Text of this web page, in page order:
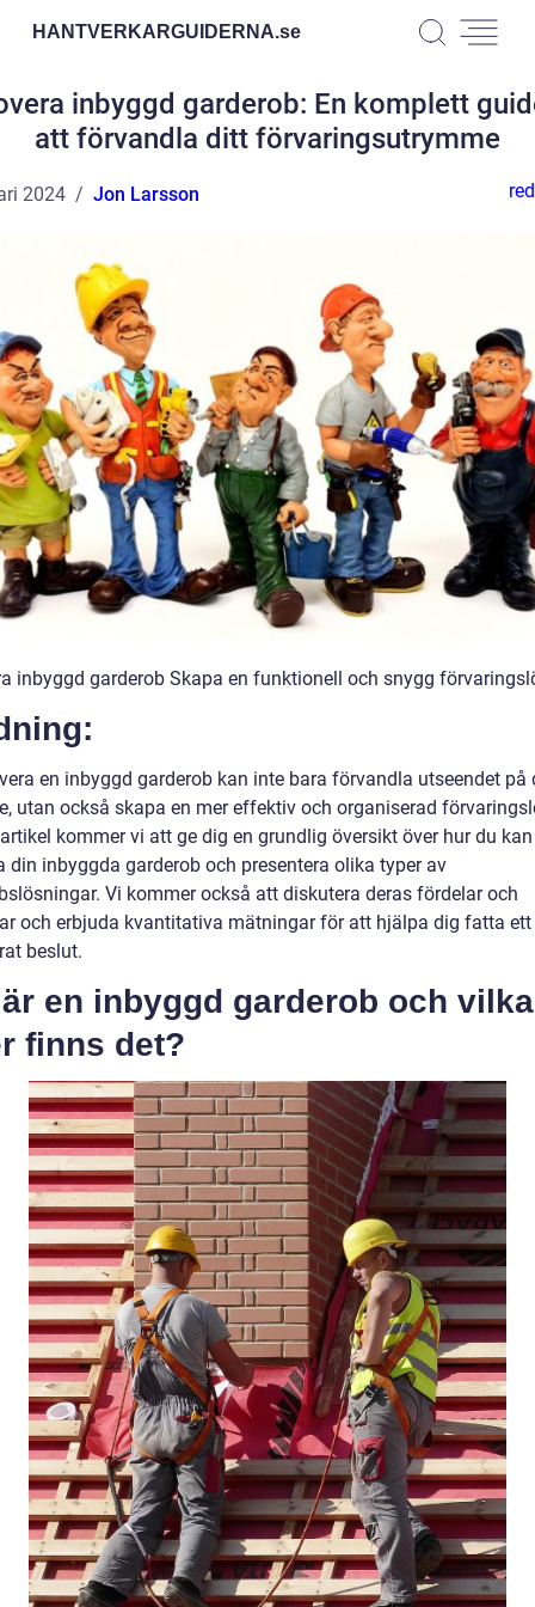
HANTVERKARGUIDERNA.se
inbyggd garderob: En komplett
att förvandla ditt förvaringsutrymme
2024 Jon Larsson
inbyggd garderob Skapa en funktionell och snygg
en inbyggd garderob kan inte bara förvandla utseendet på
utan också skapa en mer effektiv och organiserad
kommer vi att ge dig en grundlig översikt över hur du kan
din inbyggda garderob och presentera olika typer av
Vi kommer också att diskutera deras fördelar och
och erbjuda kvantitativa mätningar för att hjälpa dig fatta ett
beslut.
en inbyggd garderob och vilka
finns det?